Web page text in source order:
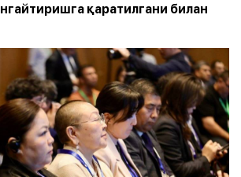
қаратилгани билан